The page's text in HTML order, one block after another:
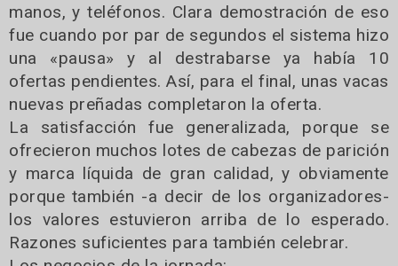
manos, y teléfonos. Clara demostración de eso
fue cuando por par de segundos el sistema hizo
una «pausa» y al destrabarse ya había 10
ofertas pendientes. Así, para el final, unas vacas
nuevas preñadas completaron la oferta.
La satisfacción fue generalizada, porque se
ofrecieron muchos lotes de cabezas de parición
y marca líquida de gran calidad, y obviamente
porque también -a decir de los organizadores-
los valores estuvieron arriba de lo esperado.
Razones suficientes para también celebrar.